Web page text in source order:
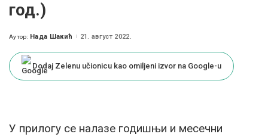
год.)
Posted
Аутор: Нада Шакић 21. август 2022.
Dodaj Zelenu učionicu kao omiljeni izvor na Google-u
У прилогу се налазе годишњи и месечни